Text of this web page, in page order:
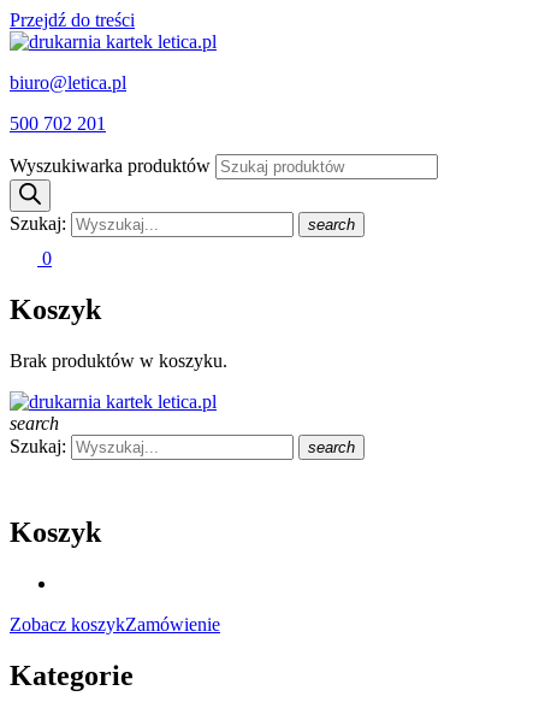
Przejdź do treści
biuro@letica.pl
500 702 201
Wyszukiwarka produktów
Szukaj: search
0
Koszyk
Brak produktów w koszyku.
search
Szukaj:
search
Koszyk
Zobacz koszykZamówienie
Kategorie